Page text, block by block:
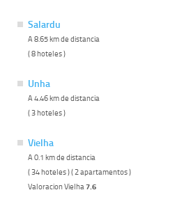
Salardu
A 8.65 km de distancia
( 8 hoteles )
Unha
A 4.46 km de distancia
( 3 hoteles )
Vielha
A 0.1 km de distancia
( 34 hoteles ) ( 2 apartamentos )
Valoracion Vielha 7.6